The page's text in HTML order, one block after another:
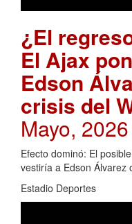
¿El
El Ajax
Edson
crisis del
Mayo,
Efecto dominó: El
vestiría a Edson Álvarez
Estadio Deportes